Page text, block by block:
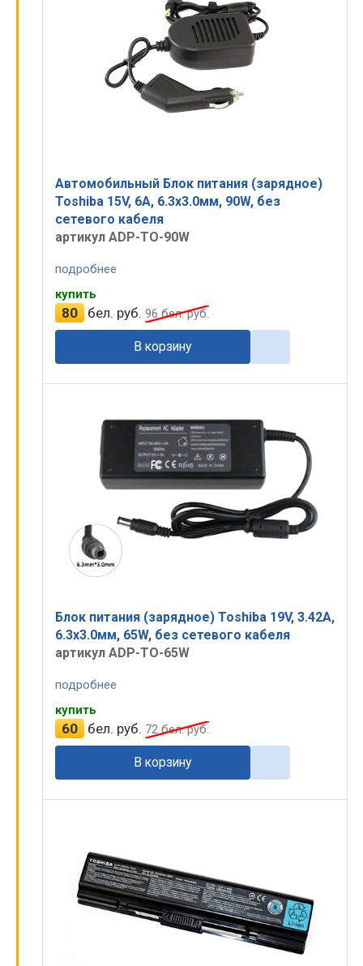
Автомобильный Блок питания (зарядное)
Toshiba 15V, 6A, 6.3x3.0мм, 90W, без
сетевого кабеля
артикул ADP-TO-90W
подробнее
купить
80 бел. руб. 96бел. руб.
В корзину
Блок питания (зарядное) Toshiba 19V, 3.42A,
6.3x3.0мм, 65W, без сетевого кабеля
артикул ADP-TO-65W
подробнее
купить
60 бел. руб. 72бел. руб.
В корзину